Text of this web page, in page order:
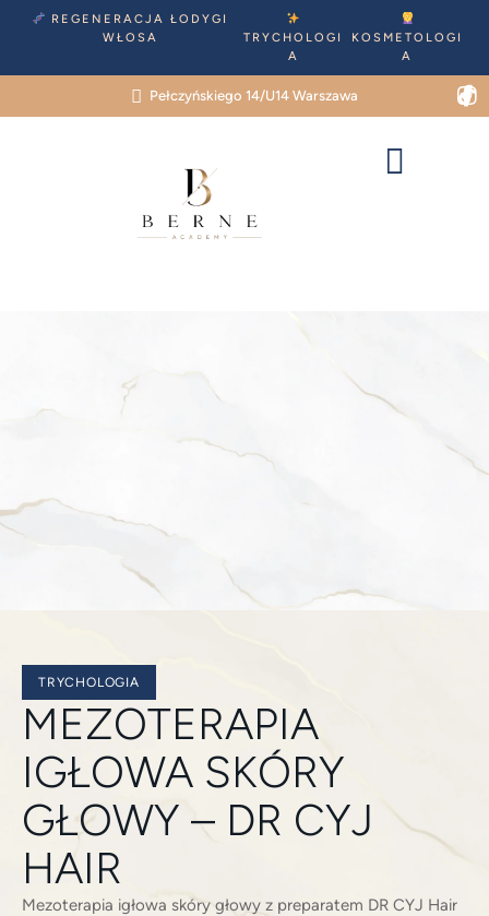
REGENERACJA ŁODYGI
WŁOSA
TRYCHOLOGI
A
KOSMETOLOGI
A
Pełczyńskiego 14/U14 Warszawa
TRYCHOLOGIA
MEZOTERAPIA
IGŁOWA SKÓRY
GŁOWY – DR CYJ
HAIR
Mezoterapia igłowa skóry głowy z preparatem DR CYJ Hair